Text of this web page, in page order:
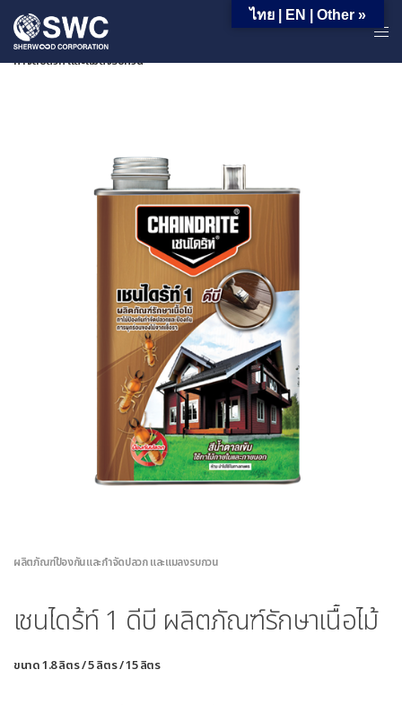
หน้าหลัก | ผลิตภัณฑ์ | ผลิตภัณฑ์สำหรับใช้ครัวเรือน | ผลิตภัณฑ์ป้องกันและ
กำจัดปลวก และแมลงรบกวน
ผลิตภัณฑ์ป้องกันและกำจัดปลวก และแมลงรบกวน
เชนไดร้ท์ 1 ดีบี ผลิตภัณฑ์รักษาเนื้อไม้
ขนาด 1.8 ลิตร / 5 ลิตร / 15 ลิตร
ไทย | EN | Other »